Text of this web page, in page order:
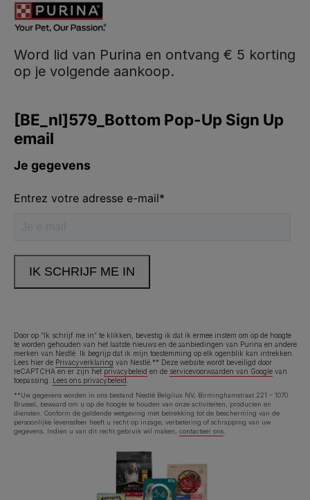
des signes d'inquiétude, moment où il est souvent « trop
tard », nécessitant alors un travail intensif de
Lorsqu’on aide un chien peureux, la patience est
l’avenir.
éduquer votre chien, consultez notre article sur
Help ons Purina beter te maken
Geschreven door
Purina redactie
Word lid van Purina en ontvang € 5 korting
op je volgende aankoop.
Door op “Ik schrijf me in” te klikken, bevestig ik dat ik ermee instem om op de hoogte
te worden gehouden van het laatste nieuws en de aanbiedingen van Purina en andere
merken van Nestlé. Ik begrijp dat ik mijn toestemming op elk ogenblik kan intrekken.
Lees hier de Privacyverklaring van Nestlé.** Deze website wordt beveiligd door
reCAPTCHA en er zijn het privacybeleid en de servicevoorwaarden van Google van
toepassing. Lees ons privacybeleid
**Uw gegevens worden in ons bestand Nestlé Belgilux NV, Birminghamstraat 221 – 1070
Brussel, bewaard om u op de hoogte te houden van onze activiteiten, producten en
diensten. Conform de geldende wetgeving met betrekking tot de bescherming van de
persoonlijke levenssfeer heeft u recht op inzage, verbetering of schrapping van uw
gegevens. Indien u van dit recht gebruik wil maken, contacteer ons